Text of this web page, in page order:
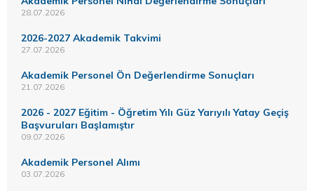
28.07.2026
2026-2027 Akademik Takvimi
27.07.2026
Akademik Personel Ön Değerlendirme Sonuçları
21.07.2026
2026 - 2027 Eğitim - Öğretim Yılı Güz Yarıyılı Yatay Geçiş
Başvuruları Başlamıştır
09.07.2026
Akademik Personel Alımı
03.07.2026